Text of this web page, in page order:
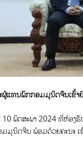
ຜູ້ແທນພັກກອມມູນິດຈີນເຂົ້າ
ພຶດສະພາ 2024 ທີ່ຫ້ອງຮັ
ມມູນິດຈີນ ພ້ອມດ້ວຍຄະນະ